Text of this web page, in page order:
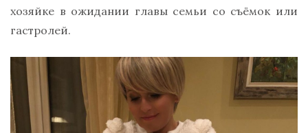
хозяйке в ожидании главы семьи со съёмок или
гастролей.